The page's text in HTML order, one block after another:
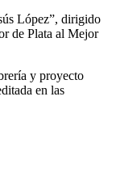
López”, dirigido
de Plata al Mejor
y proyecto
en las